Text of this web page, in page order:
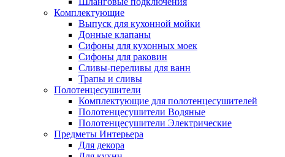
Комплектующие
Выпуск для кухонной мойки
Донные клапаны
Сифоны для кухонных моек
Сифоны для раковин
Сливы-переливы для ванн
Трапы и сливы
Полотенцесушители
Комплектующие для полотенцесушителей
Полотенцесушители Водяные
Полотенцесушители Электрические
Предметы Интерьера
Для декора